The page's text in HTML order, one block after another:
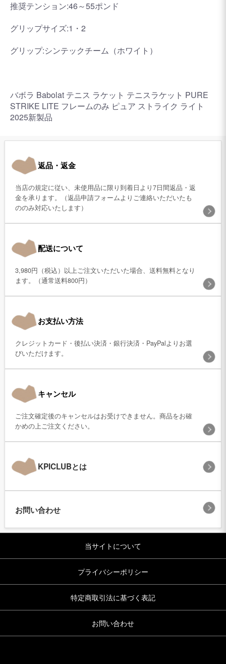
推奨テンション:46～55ポンド
グリップサイズ:1・2
グリップ:シンテックチーム（ホワイト）
バボラ Babolat テニス ラケット テニスラケット PURE
STRIKE LITE フレームのみ ピュア ストライク ライト
2025新製品
返品・返金
当店の規定に従い、未使用品に限り到着日より7日間返品・返
金を承ります。（返品申請フォームよりご連絡いただいたも
ののみ対応いたします）
配送について
3,980円（税込）以上ご注文いただいた場合、送料無料となり
ます。（通常送料800円）
お支払い方法
クレジットカード・後払い決済・銀行決済・PayPalよりお選
びいただけます。
キャンセル
ご注文確定後のキャンセルはお受けできません。商品をお確
かめの上ご注文ください。
KPICLUBとは
お問い合わせ
当サイトについて
プライバシーポリシー
特定商取引法に基づく表記
お問い合わせ